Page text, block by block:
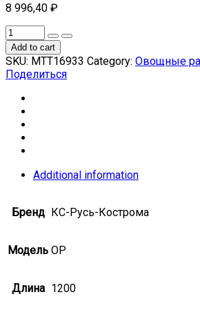
8 996,40 ₽
Add to cart
SKU: МТТ16933 Category: Овощные
Поделиться
Additional information
Бренд КС-Русь-Кострома
Модель ОР
Длина 1200